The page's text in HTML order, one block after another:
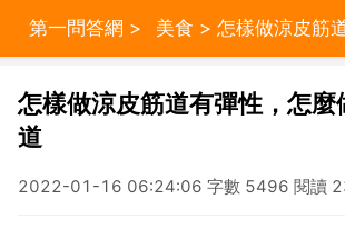
第一問答網 > 美食 > 怎樣做涼皮筋
做涼皮才筋道
怎樣做涼皮筋道有彈性，怎麼
道
2022-01-16 06:24:06 字數 5496 閱讀